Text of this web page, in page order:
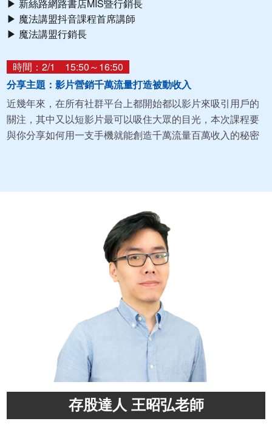
▶ 新絲路網路書店MIS暨行銷長
▶ 魔法講盟抖音課程首席講師
▶ 魔法講盟行銷長
時間：2/1 15:50～16:50
分享主題：影片營銷千萬流量打造被動收入
近幾年來，在所有社群平台上都開始都以影片來吸引用戶的
關注，其中又以短影片最可以吸住大眾的目光，本次課程要
與你分享如何用一支手機就能創造千萬流量百萬收入的秘密
存股達人 王昭弘老師